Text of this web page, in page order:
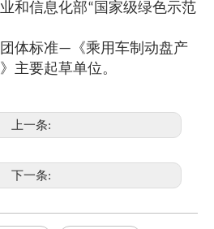
和信息化部“国家级绿色示范
体标准—《乘用车制动盘产
主要起草单位。
上一条:
下一条: